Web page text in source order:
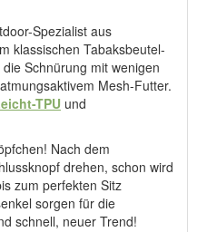
Spezialist aus
klassischen Tabaksbeutel-
Schnürung mit wenigen
Mesh-Futter.
TPU und
Nach dem
drehen, schon wird
zum perfekten Sitz
sorgen für die
schnell, neuer Trend!